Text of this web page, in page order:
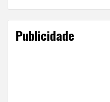
Publicidade